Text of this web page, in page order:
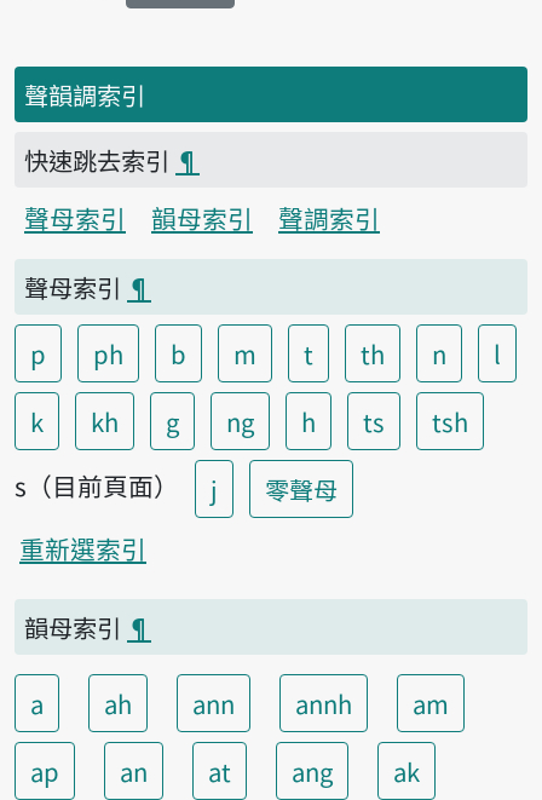
聲韻調索引
快速跳去索引 ¶
聲母索引
韻母索引
聲調索引
聲母索引 ¶
p
ph b m t th n
l
k
kh g ng h ts
tsh
s（目前頁面）
j
零聲母
重新選索引
韻母索引 ¶
a ah ann annh
am
ap
an at ang ak